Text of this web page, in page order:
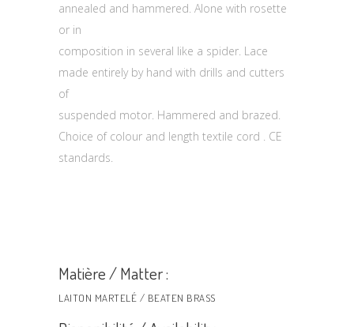
annealed and hammered. Alone with rosette
or in
composition in several like a spider. Lace
made entirely by hand with drills and cutters
of
suspended motor. Hammered and brazed.
Choice of colour and length textile cord . CE
standards.
Matière / Matter :
LAITON MARTELÉ / BEATEN BRASS